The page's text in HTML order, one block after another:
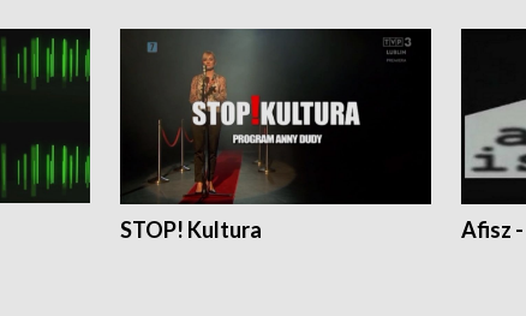
STOP! Kultura Afisz